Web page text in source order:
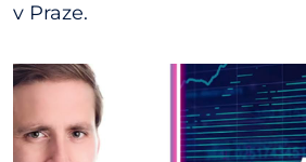
v Praze.